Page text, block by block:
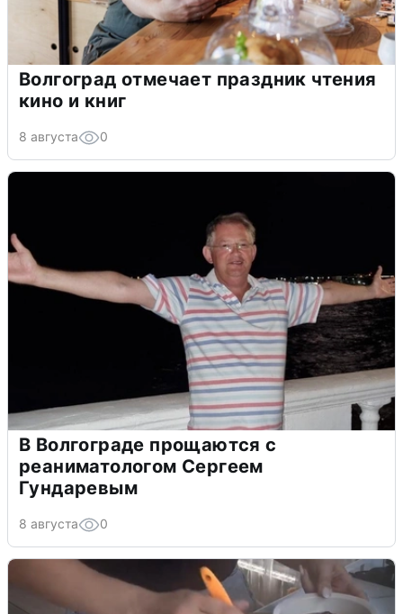
Волгоград отмечает праздник чтения
кино и книг
8 августа 0
В Волгограде прощаются с
реаниматологом Сергеем
Гундаревым
8 августа 0